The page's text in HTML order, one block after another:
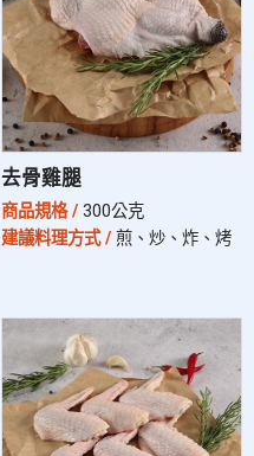
去骨雞腿
商品規格 / 300公克
建議料理方式 / 煎、炒、炸、烤